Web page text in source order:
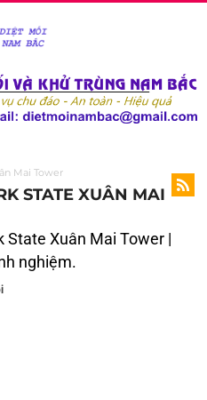
Mai Tower
STATE XUÂN MAI
State Xuân Mai Tower |
nghiệm.